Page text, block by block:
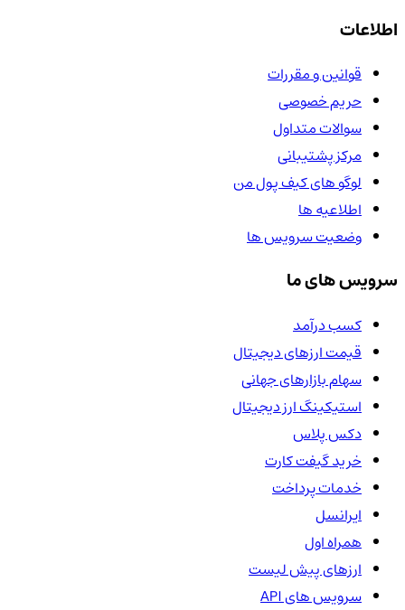
اطلاعات
قوانین و مقررات
حریم خصوصی
سوالات متداول
مرکز پشتیبانی
لوگو های کیف پول من
اطلاعیه ها
وضعیت سرویس ها
سرویس های ما
کسب درآمد
قیمت ارزهای دیجیتال
سهام بازارهای جهانی
استیکینگ ارز دیجیتال
دکس پلاس
خرید گیفت کارت
خدمات پرداخت
ایرانسل
همراه اول
ارزهای پیش لیست
سرویس های API